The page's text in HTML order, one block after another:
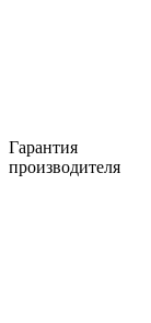
Гарантия
производителя